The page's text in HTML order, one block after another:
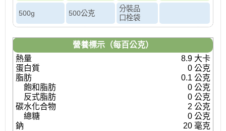
500g 500公克
分裝品
口栓袋
營養標示（每百公克）
熱量
8.9 大卡
蛋白質
0 公克
脂肪
0.1 公克
飽和脂肪
0 公克
反式脂肪
0 公克
碳水化合物
2 公克
總糖
0 公克
鈉
20 毫克